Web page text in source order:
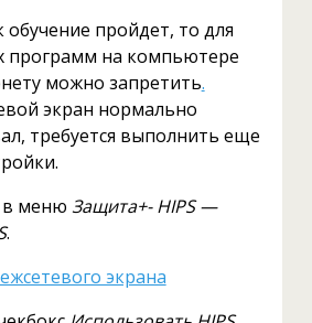
обучение пройдет, то для
программ на компьютере
можно запретить.
экран нормально
требуется выполнить еще
в меню Защита+-HIPS —
.